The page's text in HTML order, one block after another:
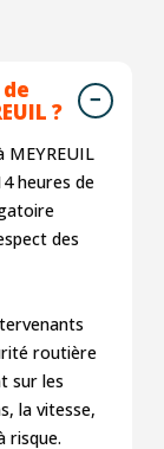
?
MEYREUIL
heures de
des
routière
sur les
la vitesse,
risque.